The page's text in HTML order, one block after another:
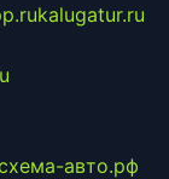
kalugatur.ru
авто.рф